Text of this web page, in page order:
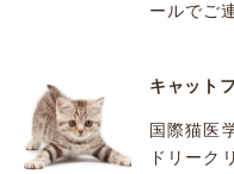
ールでご
キャット
国際猫医
ドリーク